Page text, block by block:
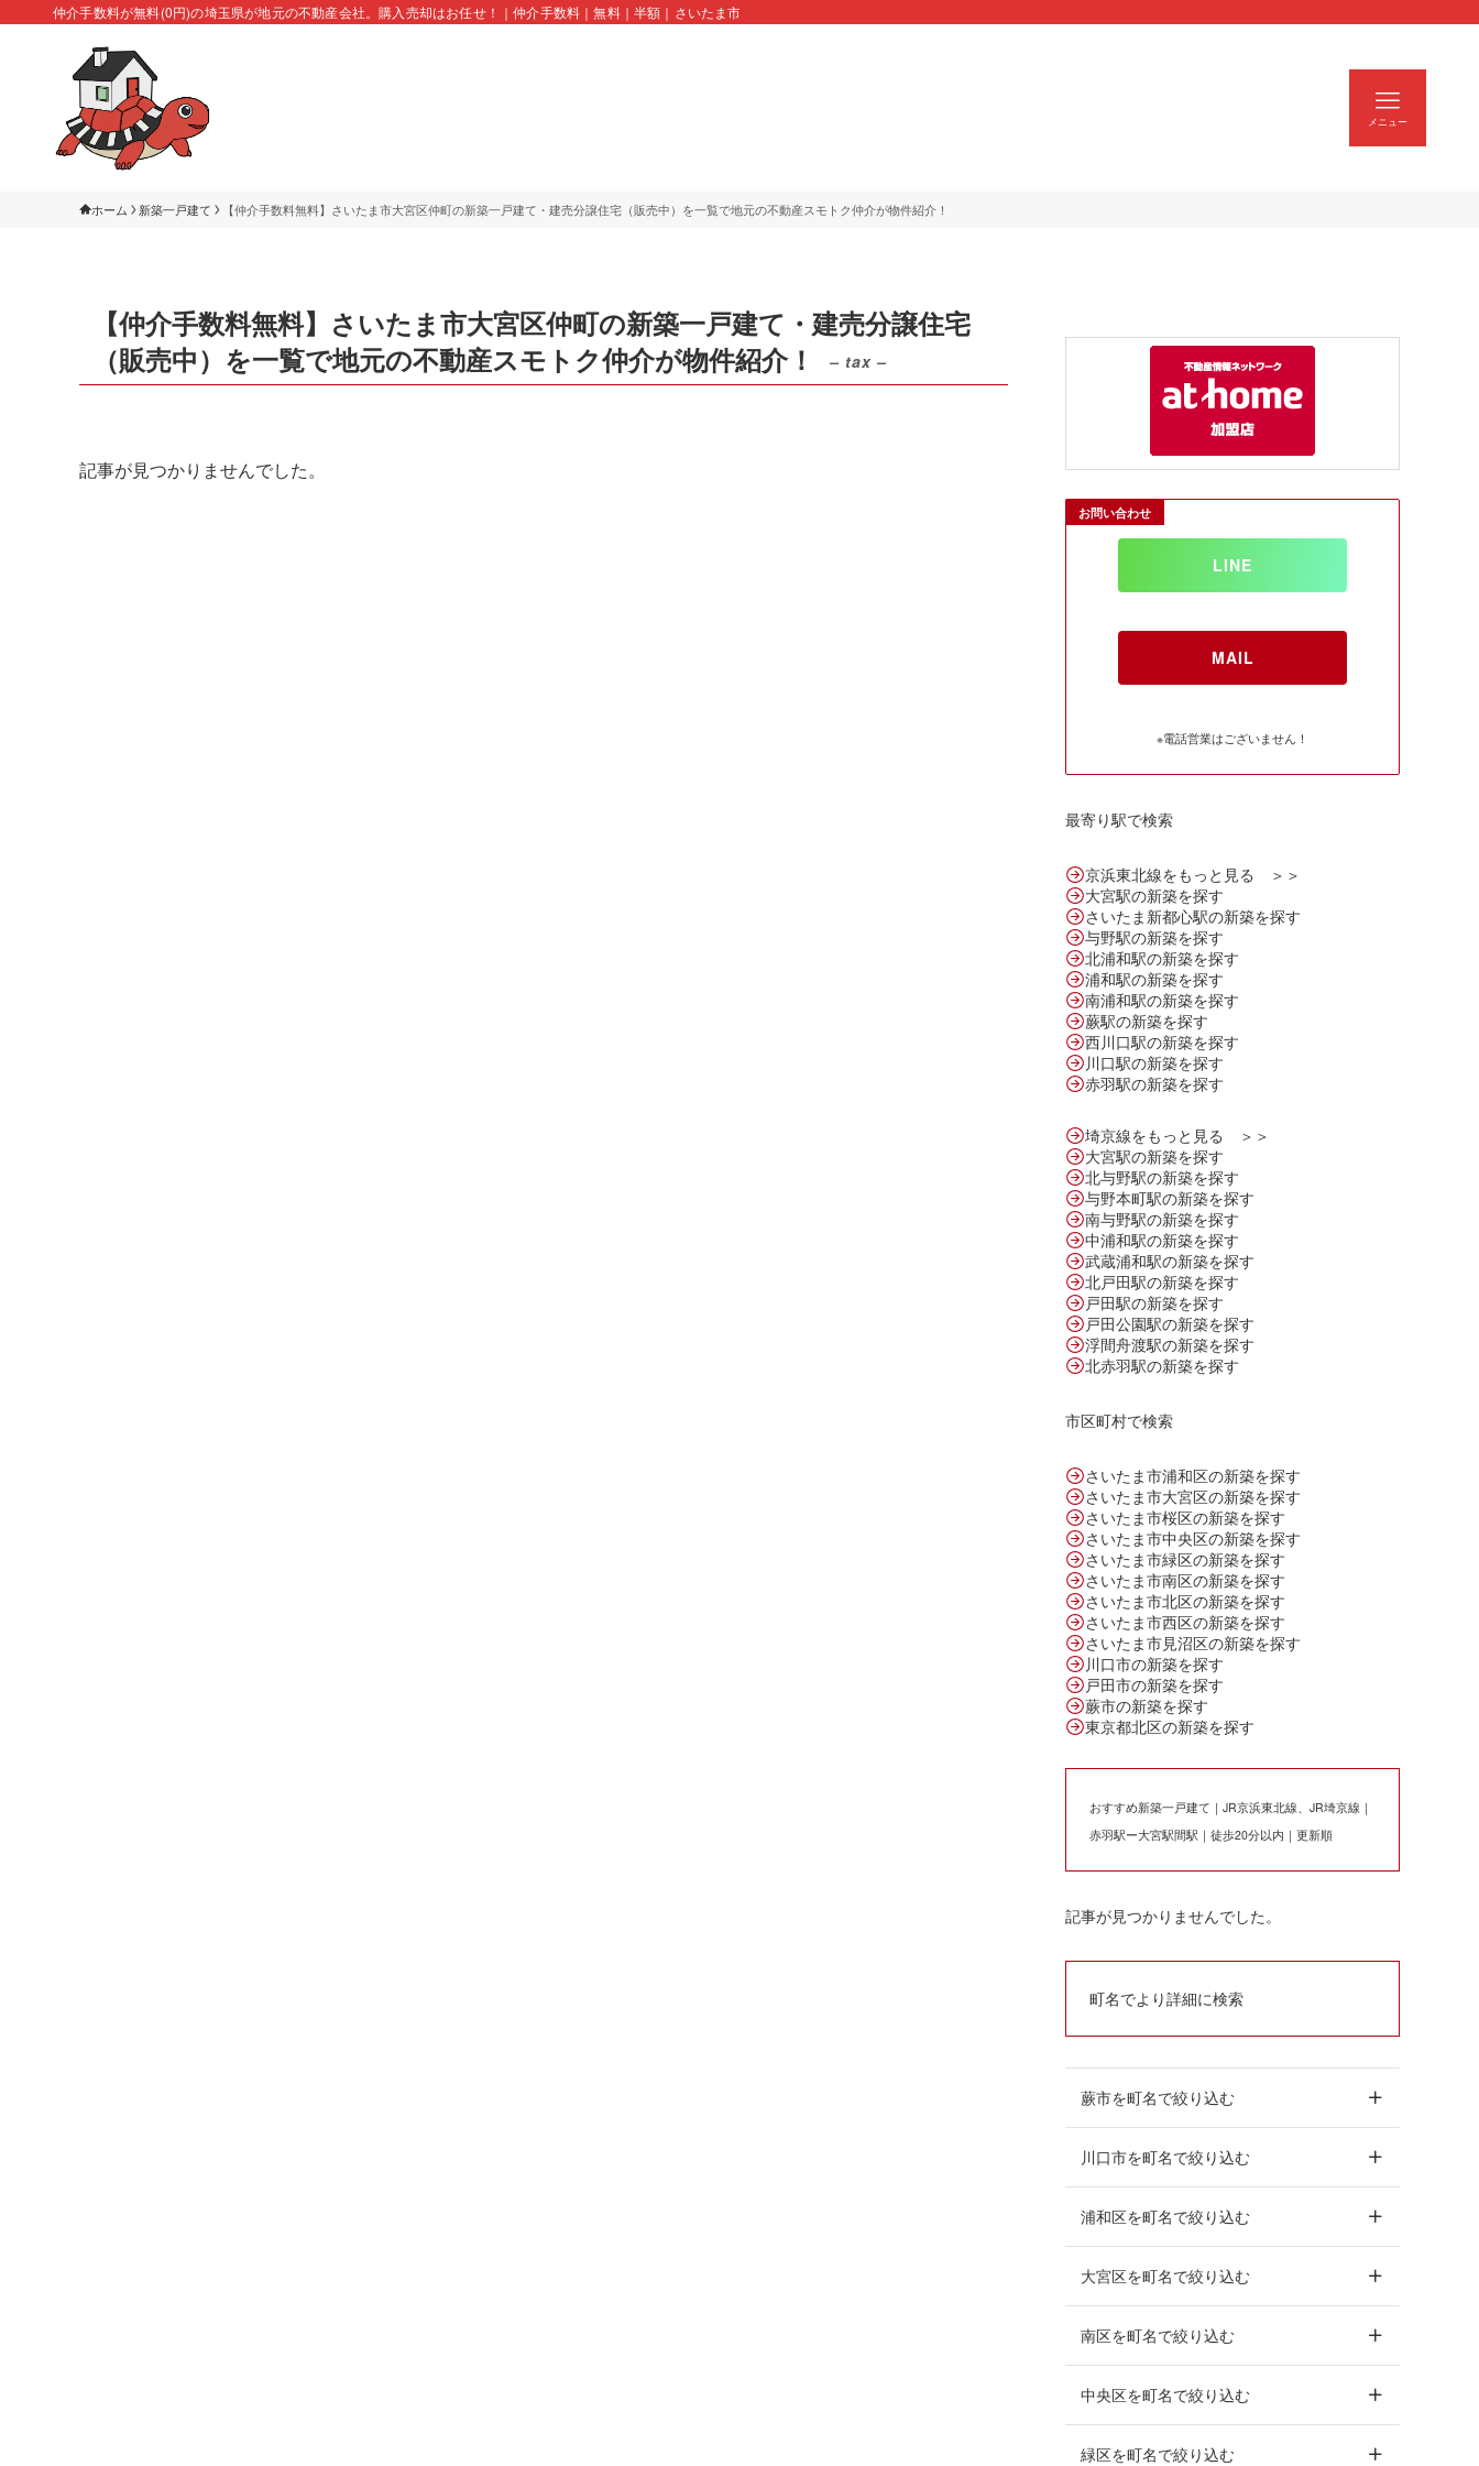
仲介手数料が無料(0円)の埼玉県が地元の不動産会社。購入売却はお任せ！｜仲介手数料｜無料｜半額｜さいたま市｜川口市｜蕨市｜久喜市｜スモトクホーム | スモトクホーム
メニュー
ホーム 新築一戸建て 【仲介手数料無料】さいたま市大宮区仲町の新築一戸建て・建売分譲住宅（販売中）を一覧で地元の不動産スモトク仲介が物件紹介！
【仲介手数料無料】さいたま市大宮区仲町の新築一戸建て・建売分譲住宅
（販売中）を一覧で地元の不動産スモトク仲介が物件紹介！
– tax –
記事が見つかりませんでした。
お問い合わせ
LINE
MAIL
※電話営業はございません！
最寄り駅で検索
京浜東北線をもっと見る ＞＞
大宮駅の新築を探す
さいたま新都心駅の新築を探す
与野駅の新築を探す
北浦和駅の新築を探す
浦和駅の新築を探す
南浦和駅の新築を探す
蕨駅の新築を探す
西川口駅の新築を探す
川口駅の新築を探す
赤羽駅の新築を探す
埼京線をもっと見る ＞＞
大宮駅の新築を探す
北与野駅の新築を探す
与野本町駅の新築を探す
南与野駅の新築を探す
中浦和駅の新築を探す
武蔵浦和駅の新築を探す
北戸田駅の新築を探す
戸田駅の新築を探す
戸田公園駅の新築を探す
浮間舟渡駅の新築を探す
北赤羽駅の新築を探す
市区町村で検索
さいたま市浦和区の新築を探す
さいたま市大宮区の新築を探す
さいたま市桜区の新築を探す
さいたま市中央区の新築を探す
さいたま市緑区の新築を探す
さいたま市南区の新築を探す
さいたま市北区の新築を探す
さいたま市西区の新築を探す
さいたま市見沼区の新築を探す
川口市の新築を探す
戸田市の新築を探す
蕨市の新築を探す
東京都北区の新築を探す
おすすめ新築一戸建て｜JR京浜東北線、JR埼京線｜
赤羽駅ー大宮駅間駅｜徒歩20分以内｜更新順
記事が見つかりませんでした。
町名でより詳細に検索
蕨市を町名で絞り込む
川口市を町名で絞り込む
浦和区を町名で絞り込む
大宮区を町名で絞り込む
南区を町名で絞り込む
中央区を町名で絞り込む
緑区を町名で絞り込む